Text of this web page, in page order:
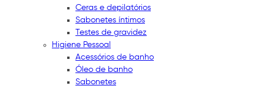
Ceras e depilatórios
Sabonetes íntimos
Testes de gravidez
Higiene Pessoal
Acessórios de banho
Óleo de banho
Sabonetes